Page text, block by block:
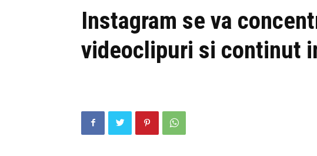
Instagram se va
videoclipuri si continut